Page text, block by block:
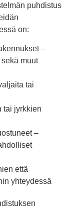
puhdistus
on:
–
muut
tai
tai jyrkkien
–
että
yhteydessä